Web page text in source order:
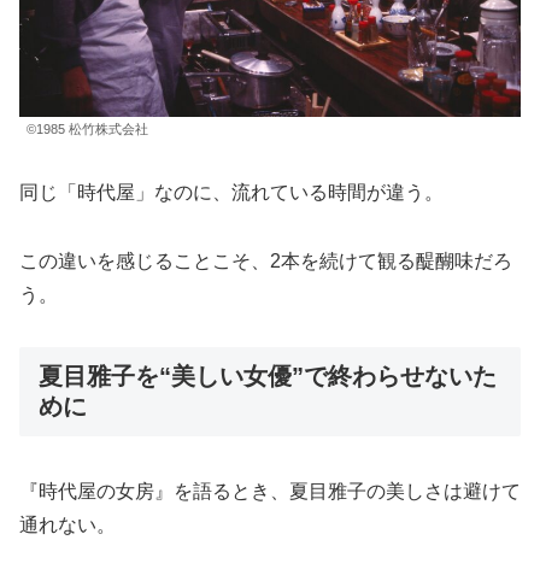
©1985 松竹株式会社
同じ「時代屋」なのに、流れている時間が違う。
この違いを感じることこそ、2本を続けて観る醍醐味だろ
う。
夏目雅子を“美しい女優”で終わらせないた
めに
『時代屋の女房』を語るとき、夏目雅子の美しさは避けて
通れない。